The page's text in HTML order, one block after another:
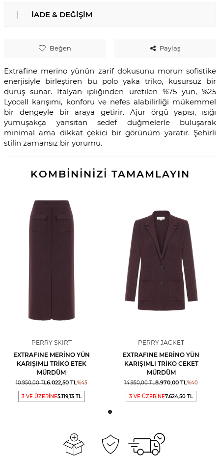
Beğen Paylaş
Extrafine merino yünün zarif dokusunu morun sofistike
enerjisiyle birleştiren bu polo yaka triko, kusursuz bir
duruş sunar. İtalyan ipliğinden üretilen %75 yün, %25
Lyocell karışımı, konforu ve nefes alabilirliği mükemmel
bir dengeyle bir araya getirir. Ajur örgü yapısı, ışığı
yumuşakça yansıtan sedef düğmelerle buluşarak
minimal ama dikkat çekici bir görünüm yaratır. Şehirli
stilin zamansız bir yorumu.
İADE & DEĞIŞIM
KOMBİNİNİZİ TAMAMLAYIN
PERRY SKIRT
EXTRAFINE MERINO YÜN
KARIŞIMLI TRIKO ETEK
MÜRDÜM
10.950,00TL6.022,50TL%45
3 VE ÜZERİNE5.119,13 TL
PERRY JACKET
EXTRAFINE MERINO YÜN
KARIŞIMLI TRIKO CEKET
MÜRDÜM
14.950,00TL8.970,00 TL%40
3 VE ÜZERİNE7.624,50 TL